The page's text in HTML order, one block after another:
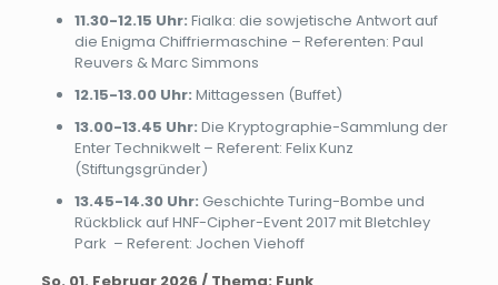
11.30-12.15 Uhr: Fialka: die sowjetische Antwort auf
die Enigma Chiffriermaschine – Referenten: Paul
Reuvers & Marc Simmons
12.15-13.00 Uhr: Mittagessen (Buffet)
13.00-13.45 Uhr: Die Kryptographie-Sammlung der
Enter Technikwelt – Referent: Felix Kunz
(Stiftungsgründer)
13.45-14.30 Uhr: Geschichte Turing-Bombe und
Rückblick auf HNF-Cipher-Event 2017 mit Bletchley
Park – Referent: Jochen Viehoff